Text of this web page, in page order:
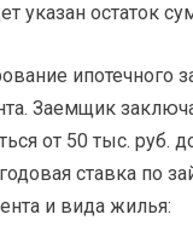
указан остаток
ипотечного
Заемщик
от 50 тыс. руб.
ставка по
и вида жилья: